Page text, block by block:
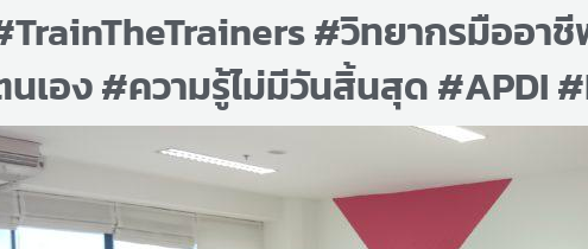
#วิทยากรมืออ
เอง #ความรู้ไม่มีวันสิ้นสุด #APDI